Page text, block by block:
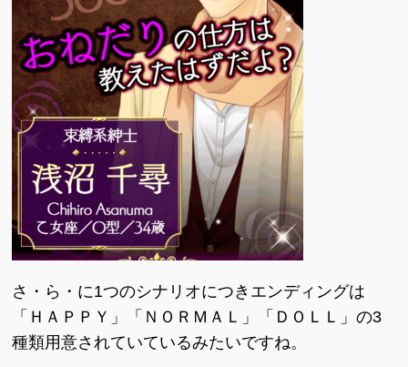
さ・ら・に1つのシナリオにつきエンディングは
「ＨＡＰＰＹ」「ＮＯＲＭＡＬ」「ＤＯＬＬ」の3
種類用意されていているみたいですね。